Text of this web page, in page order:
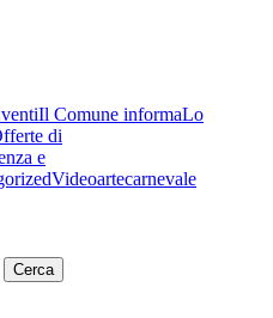
Il Comune informaLo
di
e
Videoartecarnevale
Cerca